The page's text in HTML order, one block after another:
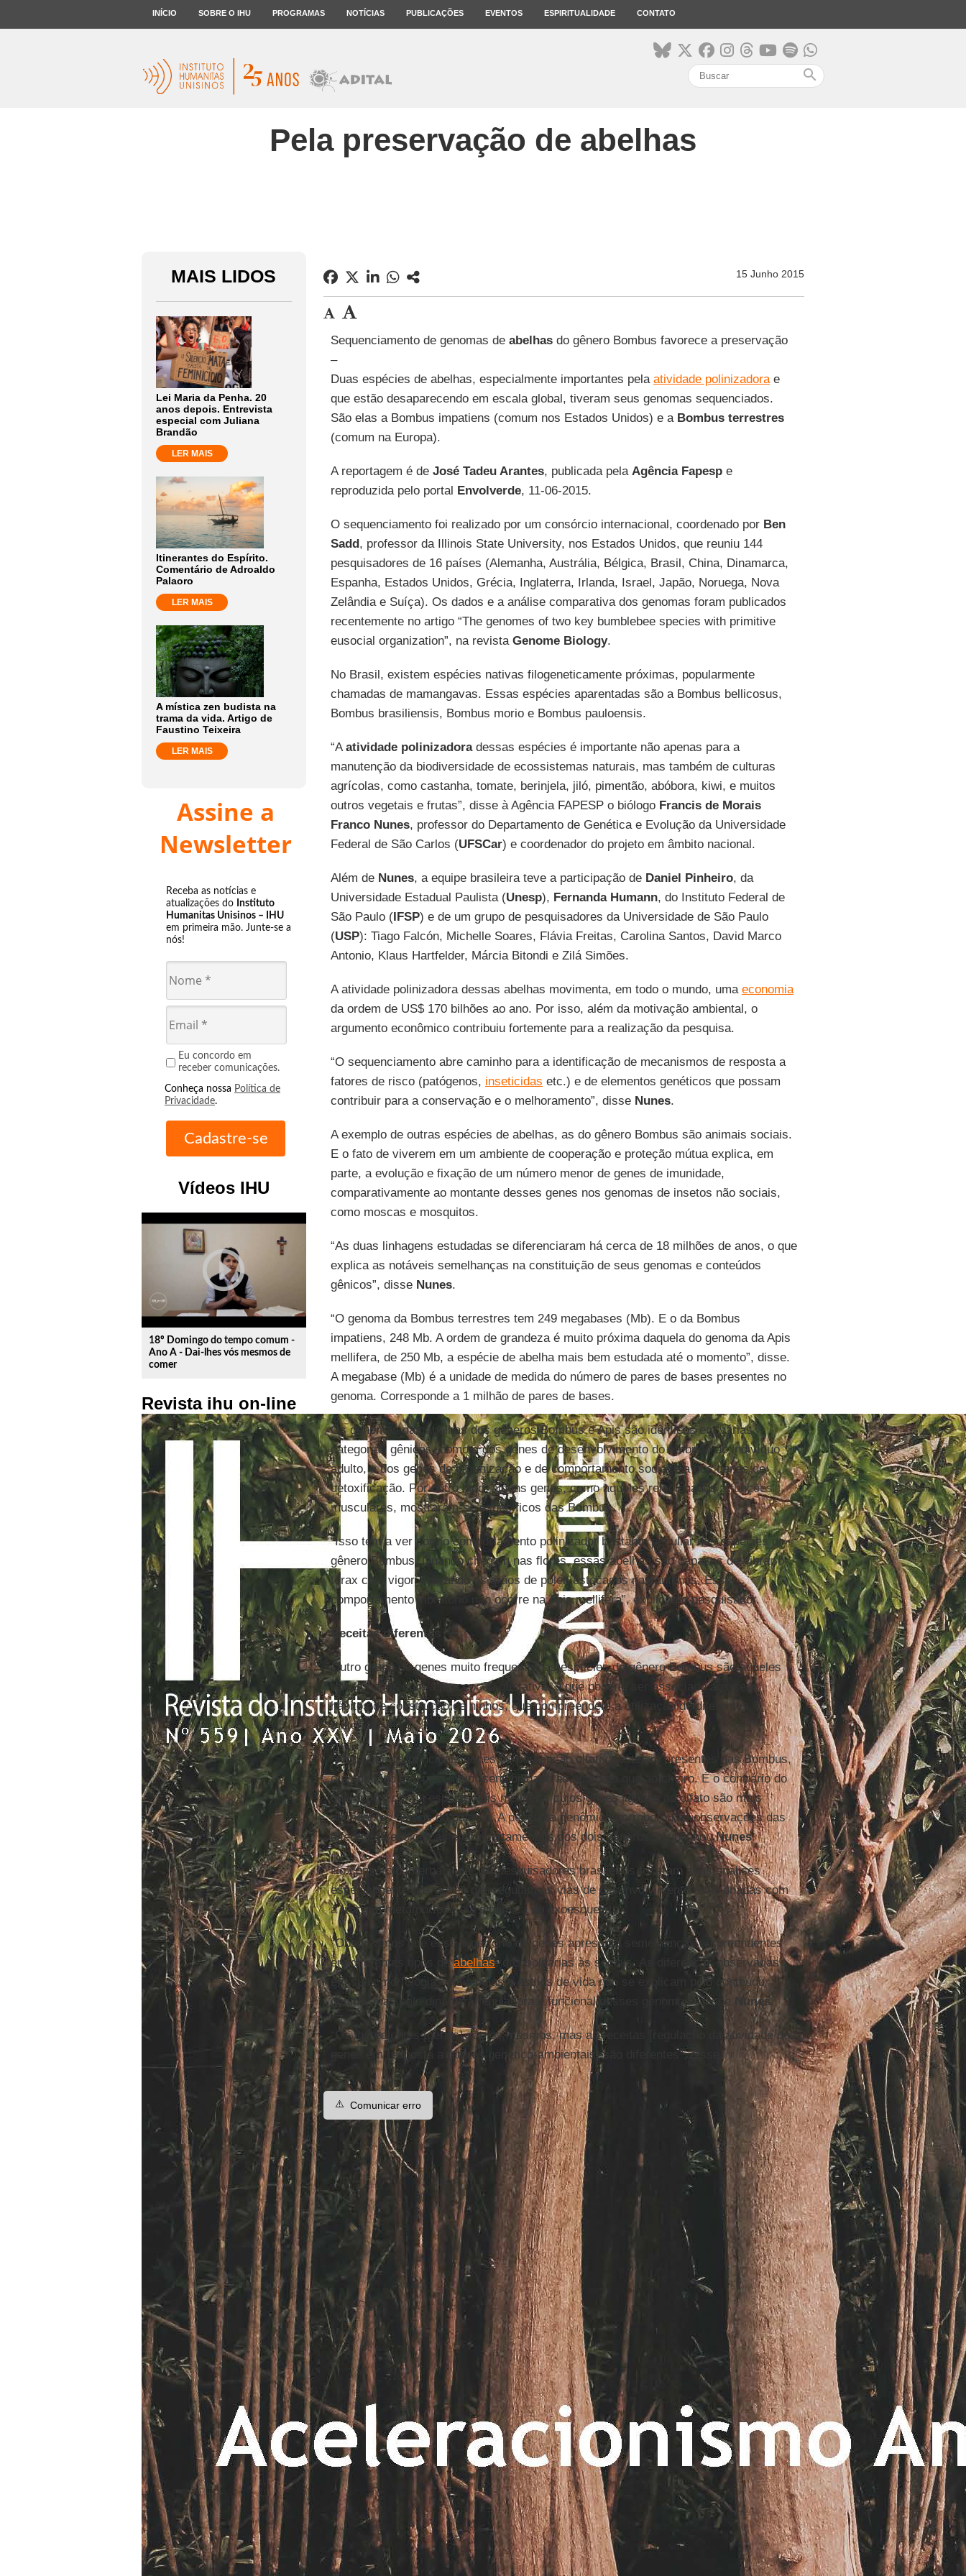
INÍCIO SOBRE O IHU PROGRAMAS NOTÍCIAS PUBLICAÇÕES EVENTOS ESPIRITUALIDADE CONTATO
search
Pela preservação de abelhas
MAIS LIDOS
Lei Maria da Penha. 20
anos depois. Entrevista
especial com Juliana
Brandão
LER MAIS
Itinerantes do Espírito.
Comentário de Adroaldo
Palaoro
LER MAIS
A mística zen budista na
trama da vida. Artigo de
Faustino Teixeira
LER MAIS
Assine a
Newsletter
Receba as notícias e
atualizações do Instituto
Humanitas Unisinos – IHU
em primeira mão. Junte-se a
nós!
Eu concordo em
receber comunicações.
Conheça nossa Política de
Privacidade.
Vídeos IHU
play_circle_outline
18º Domingo do tempo comum -
Ano A - Dai-lhes vós mesmos de
comer
Revista ihu on-line
15 Junho 2015
Sequenciamento de genomas de abelhasdo gênero Bombus favorece a preservação
–
Duas espécies de abelhas, especialmente importantes pela atividade polinizadorae
que estão desaparecendo em escala global, tiveram seus genomas sequenciados.
São elas a Bombus impatiens (comum nos Estados Unidos) e a Bombus terrestres
(comum na Europa).
A reportagem é de José Tadeu Arantes, publicada pela Agência Fapespe
reproduzida pelo portal Envolverde, 11-06-2015.
O sequenciamento foi realizado por um consórcio internacional, coordenado por Ben
Sadd, professor da Illinois State University, nos Estados Unidos, que reuniu 144
pesquisadores de 16 países (Alemanha, Austrália, Bélgica, Brasil, China, Dinamarca,
Espanha, Estados Unidos, Grécia, Inglaterra, Irlanda, Israel, Japão, Noruega, Nova
Zelândia e Suíça). Os dados e a análise comparativa dos genomas foram publicados
recentemente no artigo “The genomes of two key bumblebee species with primitive
eusocial organization”, na revista Genome Biology.
No Brasil, existem espécies nativas filogeneticamente próximas, popularmente
chamadas de mamangavas. Essas espécies aparentadas são a Bombus bellicosus,
Bombus brasiliensis, Bombus morio e Bombus pauloensis.
“Aatividade polinizadoradessas espécies é importante não apenas para a
manutenção da biodiversidade de ecossistemas naturais, mas também de culturas
agrícolas, como castanha, tomate, berinjela, jiló, pimentão, abóbora, kiwi, e muitos
outros vegetais e frutas”, disse à Agência FAPESP o biólogo Francis de Morais
Franco Nunes, professor do Departamento de Genética e Evolução da Universidade
Federal de São Carlos (UFSCar) e coordenador do projeto em âmbito nacional.
Além de Nunes, a equipe brasileira teve a participação de Daniel Pinheiro, da
Universidade Estadual Paulista (Unesp), Fernanda Humann, do Instituto Federal de
São Paulo (IFSP) e de um grupo de pesquisadores da Universidade de São Paulo
(USP): Tiago Falcón, Michelle Soares, Flávia Freitas, Carolina Santos, David Marco
Antonio, Klaus Hartfelder, Márcia Bitondi e Zilá Simões.
A atividade polinizadora dessas abelhas movimenta, em todo o mundo, uma economia
da ordem de US$ 170 bilhões ao ano. Por isso, além da motivação ambiental, o
argumento econômico contribuiu fortemente para a realização da pesquisa.
“O sequenciamento abre caminho para a identificação de mecanismos de resposta a
fatores de risco (patógenos, inseticidas etc.) e de elementos genéticos que possam
contribuir para a conservação e o melhoramento”, disse Nunes.
A exemplo de outras espécies de abelhas, as do gênero Bombus são animais sociais.
E o fato de viverem em um ambiente de cooperação e proteção mútua explica, em
parte, a evolução e fixação de um número menor de genes de imunidade,
comparativamente ao montante desses genes nos genomas de insetos não sociais,
como moscas e mosquitos.
“As duas linhagens estudadas se diferenciaram há cerca de 18 milhões de anos, o que
explica as notáveis semelhanças na constituição de seus genomas e conteúdos
gênicos”, disse Nunes.
“O genoma da Bombus terrestres tem 249 megabases (Mb). E o da Bombus
impatiens, 248 Mb. A ordem de grandeza é muito próxima daquela do genoma da Apis
mellifera, de 250 Mb, a espécie de abelha mais bem estudada até o momento”, disse.
A megabase (Mb) é a unidade de medida do número de pares de bases presentes no
genoma. Corresponde a 1 milhão de pares de bases.
Os genomas das abelhas dos gêneros Bombus e Apis são idênticos em várias
categorias gênicas, como a dos genes de desenvolvimento do embrião ao indivíduo
adulto, a dos genes de organização e de comportamento social e a dos genes de
detoxificação. Por outro lado, alguns genes, como aqueles relacionados a funções
musculares, mostraram-se específicos das Bombus.
“Isso tem a ver com o comportamento polinizador bastante peculiar das espécies do
gênero Bombus. Quando chegam nas flores, essas abelhas são capazes de vibrar o
tórax com vigor, liberando os grãos de pólen estocados nas antenas. Esse
comportamento vibratório não ocorre na Apis mellifera”, explicou o pesquisador.
Receitas diferentes
Outro grupo de genes muito frequente nas espécies do gênero Bombus são aqueles
relacionados com a percepção gustativa, o que poderia ser associado aos seus
hábitos de construção de ninhos, que compreendem a utilização de diferentes
materiais.
“Ainda que os principais genes de percepção olfativa estejam presentes nas Bombus,
o estudo indicou uma maior sensibilidade ao gosto do que ao cheiro. É o contrário do
que ocorre com a espécie Apis mellifera, cujos genes ligados ao olfato são mais
abundantes que os do paladar. A pesquisa genômica corroborou as observações das
diferenças ecológicas e comportamentais dos dois gêneros”, sublinhouNunes.
No consórcio internacional, os pesquisadores brasileiros focaram suas análises
especialmente nos genes que regulam as vias de desenvolvimento relacionadas com
a troca, a metamorfose e a dinâmica do exoesqueleto.
“Observamos que esse repertório de genes apresenta semelhanças surpreendentes
em diferentes tipos deabelhas, das solitárias às sociais. As diferenças observadas
em suas morfologias, fisiologias e estilos de vida não se explicam pelo conteúdo
gênico, mas pela dinâmica reguladora e funcional desses genomas”, disse Nunes.
“Os ingredientes [genes] são os mesmos, mas as receitas [regulação da atividade dos
genes em resposta a fatores genético-ambientais] são diferentes”, disse.
⚠️ Comunicar erro